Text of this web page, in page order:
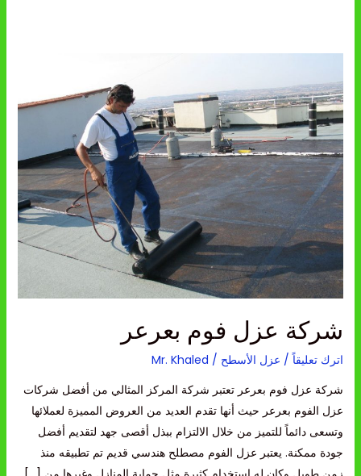
شركة عزل فوم بعرعر
اترك تعليقاً / عزل الأسطح /
Mr. Khaled
شركة عزل فوم بعرعر تعتبر شركة المركز المثالي من أفضل شركات
عزل الفوم بعرعر حيث أنها تقدم العديد من العروض المميزة لعملائها
وتسعى دائماً للتميز من خلال الالتزام ببذل أقصى جهد لتقديم أفضل
جودة ممكنة. يعتبر عزل الفوم مصطلح هندسي قديم تم تطبيقه منذ
عزل
فوم
بعرعر